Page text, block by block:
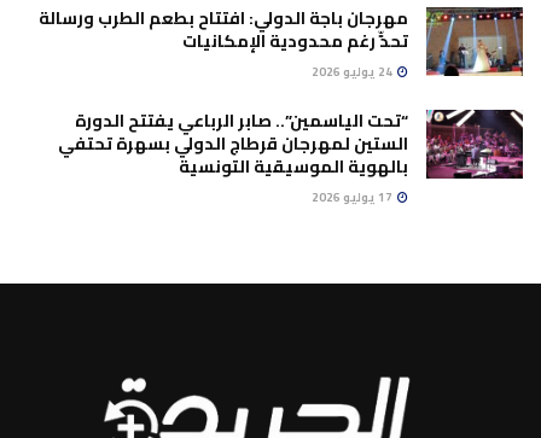
مهرجان باجة الدولي: افتتاح بطعم الطرب ورسالة
تحدٍّ رغم محدودية الإمكانيات
“تحت الياسمين”.. صابر الرباعي يفتتح الدورة
الستين لمهرجان قرطاج الدولي بسهرة تحتفي
بالهوية الموسيقية التونسية